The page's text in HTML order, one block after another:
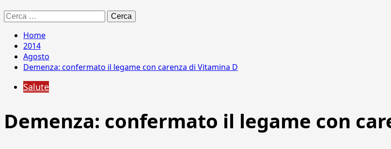
Ricerca
per:
Home
2014
Agosto
Demenza: confermato il legame con carenza di Vitamina D
Salute
Demenza: confermato il legame con